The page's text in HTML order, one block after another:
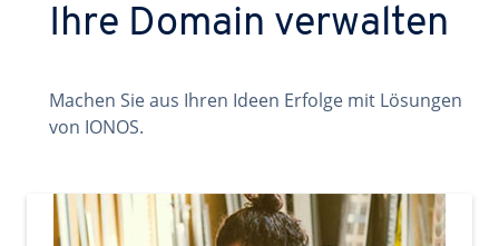
Ihre Domain verwalten
Machen Sie aus Ihren Ideen Erfolge mit Lösungen
von IONOS.